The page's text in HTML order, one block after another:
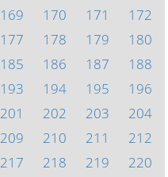
169 170 171
172
177 178 179
180
185 186 187
188
193 194 195
196
201 202 203
204
209 210 211
212
217 218 219
220